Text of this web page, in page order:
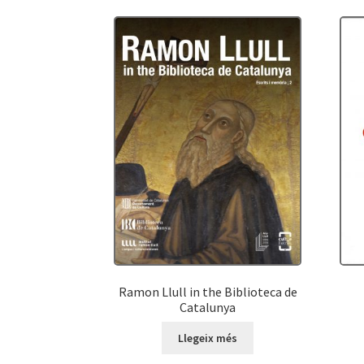
Ramon Llull in the Biblioteca de
Catalunya
Llegeix més